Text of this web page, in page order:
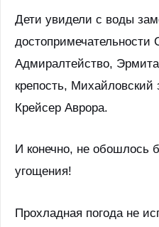
Дети увидели с воды
достопримечательности
Адмиралтейство,
крепость,
Крейсер Аврора.
И конечно, не обошлось
угощения!
Прохладная погода не